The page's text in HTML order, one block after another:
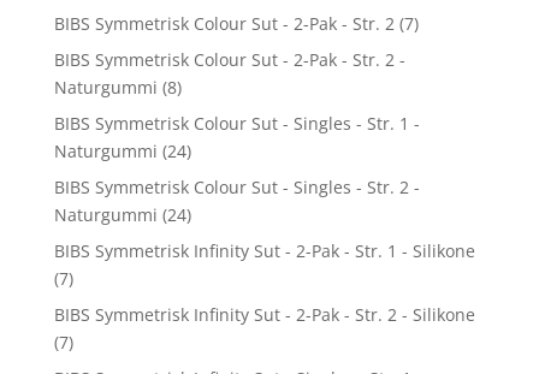
BIBS Symmetrisk Colour Sut - 2-Pak - Str. 2 (7)
BIBS Symmetrisk Colour Sut - 2-Pak - Str. 2 -
Naturgummi (8)
BIBS Symmetrisk Colour Sut - Singles - Str. 1 -
Naturgummi (24)
BIBS Symmetrisk Colour Sut - Singles - Str. 2 -
Naturgummi (24)
BIBS Symmetrisk Infinity Sut - 2-Pak - Str. 1 - Silikone
(7)
BIBS Symmetrisk Infinity Sut - 2-Pak - Str. 2 - Silikone
(7)